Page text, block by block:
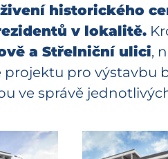
historického
v lokalitě.
a Střelniční ulici,
projektu pro výstavbu
ve správě